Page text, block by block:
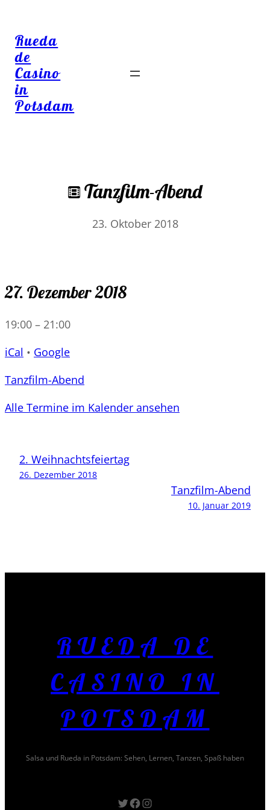
Rueda
de
Casino
in
Potsdam
Tanzfilm-Abend
23. Oktober 2018
27. Dezember 2018
19:00 – 21:00
iCal • Google
Tanzfilm-Abend
Alle Termine im Kalender ansehen
2. Weihnachtsfeiertag
26. Dezember 2018
Tanzfilm-Abend
10. Januar 2019
RUEDA DE
CASINO IN
POTSDAM
Salsa und Rueda in Potsdam: Sehen, Lernen, Tanzen, Spaß haben